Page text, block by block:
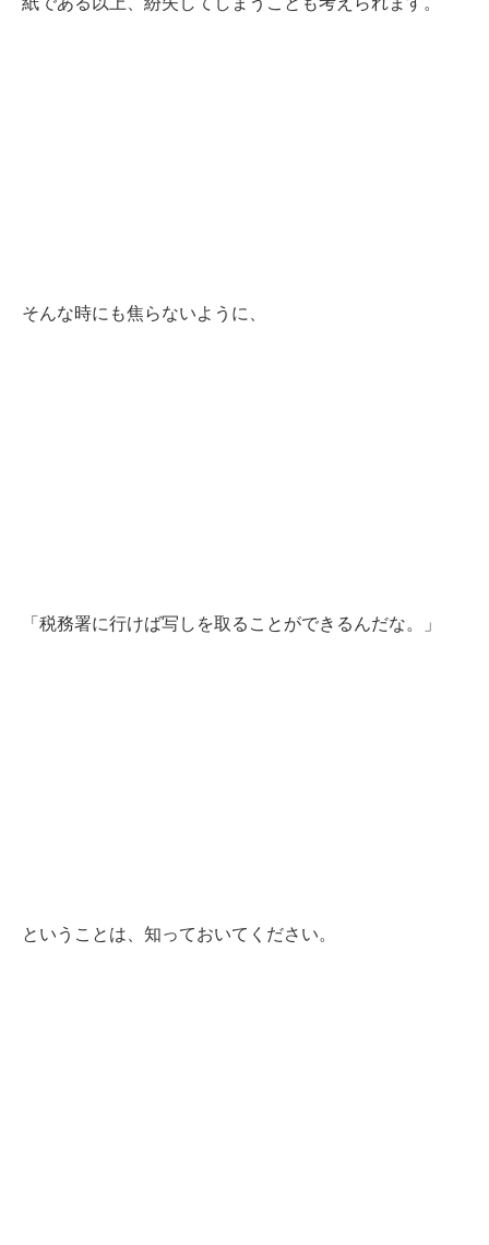
そんな時にも焦らないように、
「税務署に行けば写しを取ることができるんだな。」
ということは、知っておいてください。